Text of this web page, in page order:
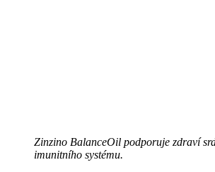
Zinzino BalanceOil podporuje zdraví
imunitního systému.